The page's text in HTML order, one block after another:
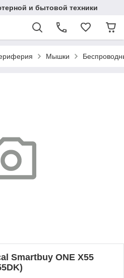
и бытовой техники
Мышки
Smartbuy ONE X55